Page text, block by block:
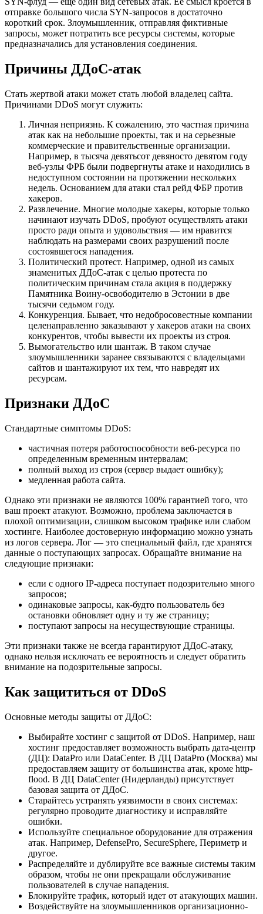
отправке большого числа SYN-запросов в достаточно
короткий срок. Злоумышленник, отправляя фиктивные
запросы, может потратить все ресурсы системы, которые
предназначались для установления соединения.
Причины ДДоС-атак
Стать жертвой атаки может стать любой владелец сайта.
Причинами DDoS могут служить:
Личная неприязнь. К сожалению, это частная причина
атак как на небольшие проекты, так и на серьезные
коммерческие и правительственные организации.
Например, в тысяча девятьсот девяносто девятом году
веб-узлы ФРБ были подвергнуты атаке и находились в
недоступном состоянии на протяжении нескольких
недель. Основанием для атаки стал рейд ФБР против
хакеров.
Развлечение. Многие молодые хакеры, которые только
начинают изучать DDoS, пробуют осуществлять атаки
просто ради опыта и удовольствия — им нравится
наблюдать на размерами своих разрушений после
состоявшегося нападения.
Политический протест. Например, одной из самых
знаменитых ДДоС-атак с целью протеста по
политическим причинам стала акция в поддержку
Памятника Воину-освободителю в Эстонии в две
тысячи седьмом году.
Конкуренция. Бывает, что недобросовестные компании
целенаправленно заказывают у хакеров атаки на своих
конкурентов, чтобы вывести их проекты из строя.
Вымогательство или шантаж. В таком случае
злоумышленники заранее связываются с владельцами
сайтов и шантажируют их тем, что навредят их
ресурсам.
Признаки ДДоС
Стандартные симптомы DDoS:
частичная потеря работоспособности веб-ресурса по
определенным временным интервалам;
полный выход из строя (сервер выдает ошибку);
медленная работа сайта.
Однако эти признаки не являются 100% гарантией того, что
ваш проект атакуют. Возможно, проблема заключается в
плохой оптимизации, слишком высоком трафике или слабом
хостинге. Наиболее достоверную информацию можно узнать
из логов сервера. Лог — это специальный файл, где хранятся
данные о поступающих запросах. Обращайте внимание на
следующие признаки:
если с одного IP-адреса поступает подозрительно много
запросов;
одинаковые запросы, как-будто пользователь без
остановки обновляет одну и ту же страницу;
поступают запросы на несуществующие страницы.
Эти признаки также не всегда гарантируют ДДоС-атаку,
однако нельзя исключать ее вероятность и следует обратить
внимание на подозрительные запросы.
Как защититься от DDoS
Основные методы защиты от ДДоС:
Выбирайте хостинг с защитой от DDoS. Например, наш
хостинг предоставляет возможность выбрать дата-центр
(ДЦ): DataPro или DataCenter. В ДЦ DataPro (Москва) мы
предоставляем защиту от большинства атак, кроме http-
flood. В ДЦ DataCenter (Нидерланды) присутствует
базовая защита от ДДоС.
Старайтесь устранять уязвимости в своих системах:
регулярно проводите диагностику и исправляйте
ошибки.
Используйте специальное оборудование для отражения
атак. Например, DefensePro, SecureSphere, Периметр и
другое.
Распределяйте и дублируйте все важные системы таким
образом, чтобы не они прекращали обслуживание
пользователей в случае нападения.
Блокируйте трафик, который идет от атакующих машин.
Воздействуйте на злоумышленников организационно-